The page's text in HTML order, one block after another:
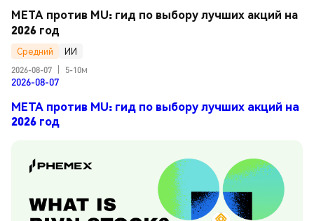
META против MU: гид по выбору лучших акций на
2026 год
Средний
ИИ
2026-08-07
5-10м
2026-08-07
META против MU: гид по выбору лучших акций на
2026 год